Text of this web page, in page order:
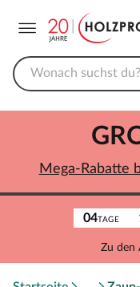
04TAGE
Zu den
Mega-Rabatte